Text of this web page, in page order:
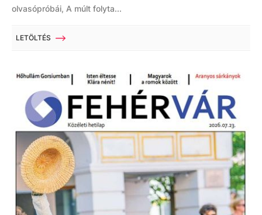
olvasópróbái, A múlt folyta...
LETÖLTÉS